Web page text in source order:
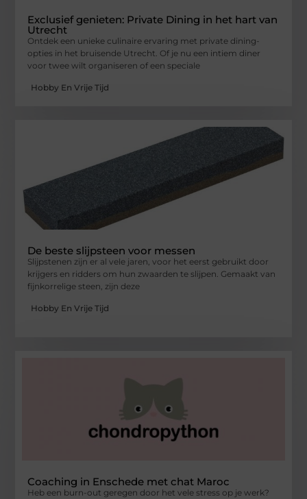
Exclusief genieten: Private Dining in het hart van
Utrecht
Ontdek een unieke culinaire ervaring met private dining-
opties in het bruisende Utrecht. Of je nu een intiem diner
voor twee wilt organiseren of een speciale
Hobby En Vrije Tijd
De beste slijpsteen voor messen
Slijpstenen zijn er al vele jaren, voor het eerst gebruikt door
krijgers en ridders om hun zwaarden te slijpen. Gemaakt van
fijnkorrelige steen, zijn deze
Hobby En Vrije Tijd
Coaching in Enschede met chat Maroc
Heb een burn-out geregen door het vele stress op je werk?